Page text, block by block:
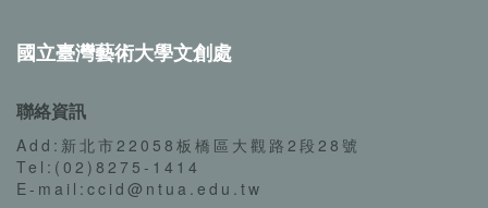
國立臺灣藝術大學文創處
聯絡資訊
Add:新北市22058板橋區大觀路2段28號
Tel:(02)8275-1414
E-mail:ccid@ntua.edu.tw